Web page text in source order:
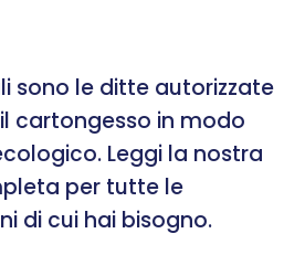
sono le ditte autorizzate
cartongesso in modo
Leggi la nostra
per tutte le
di cui hai bisogno.